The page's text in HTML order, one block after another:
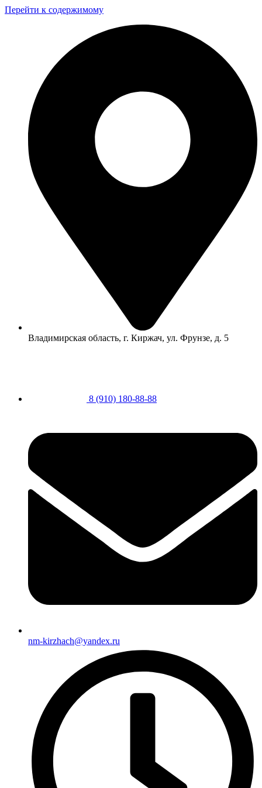
Перейти к содержимому
Владимирская область, г. Киржач, ул. Фрунзе, д. 5
8 (910) 180-88-88
nm-kirzhach@yandex.ru